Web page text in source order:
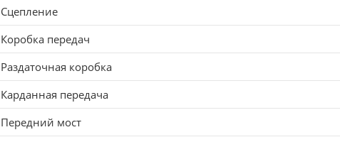
Сцепление
Коробка передач
Раздаточная коробка
Карданная передача
Передний мост